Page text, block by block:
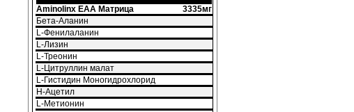
Aminolinx EAA Матрица
3335мг
Бета-Аланин
L-Фенилаланин
L-Лизин
L-Треонин
L-Цитруллин малат
L-Гистидин Моногидрохлорид
Н-Ацетил
L-Метионин